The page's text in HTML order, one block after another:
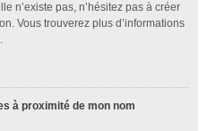
n’existe pas, n’hésitez pas à créer
Vous trouverez plus d’informations
à proximité de mon nom